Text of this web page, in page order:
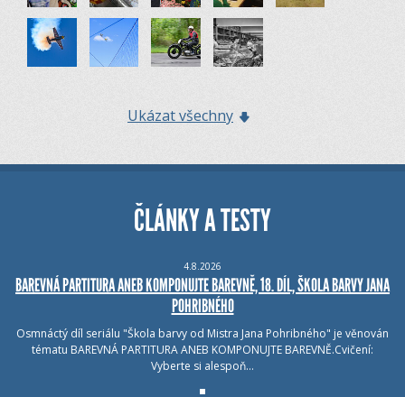
Ukázat všechny
ČLÁNKY A TESTY
4.8.2026
BAREVNÁ PARTITURA ANEB KOMPONUJTE BAREVNĚ, 18. DÍL, ŠKOLA BARVY JANA
POHRIBNÉHO
Osmnáctý díl seriálu "Škola barvy od Mistra Jana Pohribného" je věnován
tématu BAREVNÁ PARTITURA ANEB KOMPONUJTE BAREVNĚ.Cvičení:
Vyberte si alespoň…